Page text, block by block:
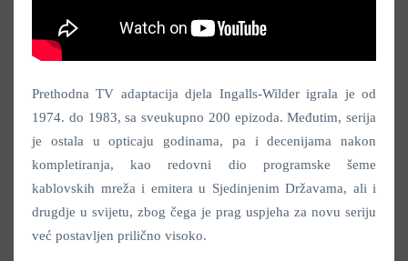
Prethodna TV adaptacija djela Ingalls-Wilder igrala je od
1974. do 1983, sa sveukupno 200 epizoda. Međutim, serija
je ostala u opticaju godinama, pa i decenijama nakon
kompletiranja, kao redovni dio programske šeme
kablovskih mreža i emitera u Sjedinjenim Državama, ali i
drugdje u svijetu, zbog čega je prag uspjeha za novu seriju
već postavljen prilično visoko.